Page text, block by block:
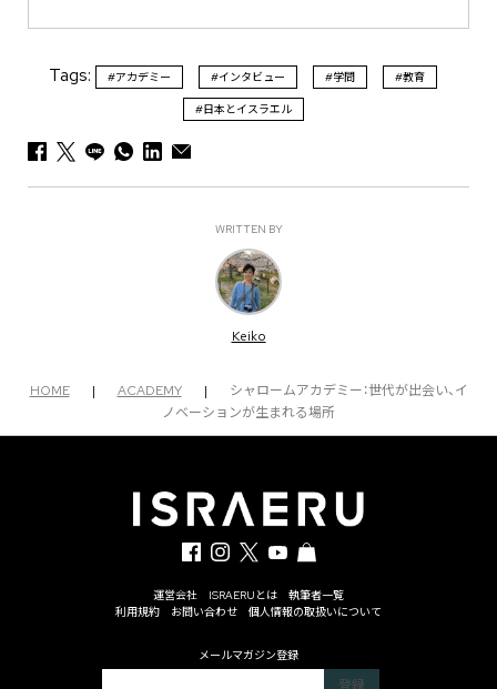
Tags: #アカデミー #インタビュー #学問 #教育
#日本とイスラエル
WRITTEN BY
Keiko
HOME | ACADEMY |
シャロームアカデミー：世代が出会い、イ
ノベーションが生まれる場所
運営会社 ISRAERUとは
執筆者一覧
利用規約
お問い合わせ 個人情報の取扱いについて
メールマガジン登録